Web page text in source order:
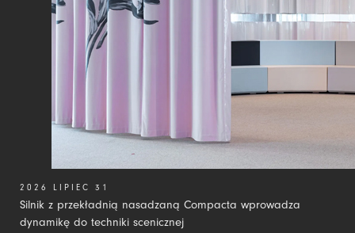
Silnik z przekładnią nasadzaną Compacta wprowadza
dynamikę do techniki scenicznej
2026 LIPIEC 31